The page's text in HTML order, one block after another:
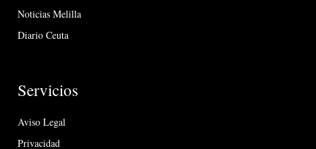
Noticias Melilla
Diario Ceuta
Servicios
Aviso Legal
Privacidad